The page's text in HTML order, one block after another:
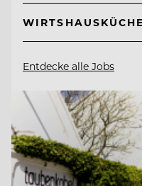
Entdecke alle Jobs